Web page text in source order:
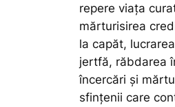
repere viața
mărturisirea
la capăt,
jertfă, răbdarea
încercări și
sfințenii care